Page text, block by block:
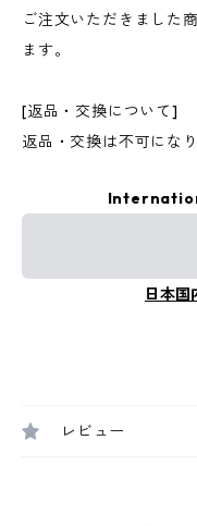
ご注文いただきました
ます。
[返品・交換について]
返品・交換は不可にな
日本国
レビュー